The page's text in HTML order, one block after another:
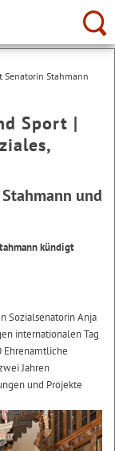
Senatorin Stahmann
Sport |
und
kündigt
Sozialsenatorin Anja
internationalen Tag
Ehrenamtliche
Jahren
und Projekte